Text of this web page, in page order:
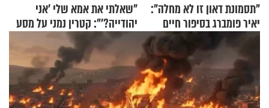
"תסמונת דאון זו לא מחלה":
יאיר פומברג בסיפור חיים
מעורר השראה
"שאלתי את אמא שלי 'אני
יהודייה?'": קטרין נמני על מסע
ההתחזקות המרגש